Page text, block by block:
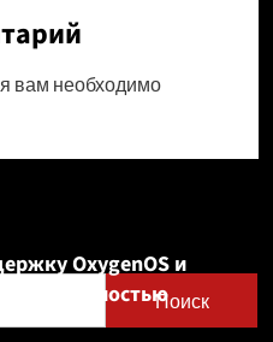
вам необходимо
Поиск
OxygenOS и
полностью